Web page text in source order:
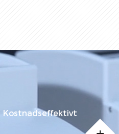
Kostnadseffektivt